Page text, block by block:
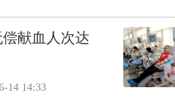
献血人次达
14 14:33